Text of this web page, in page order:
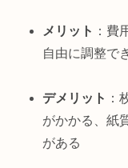
メリット ：費
自由に調整で
デメリット ：
がかかる、紙
がある